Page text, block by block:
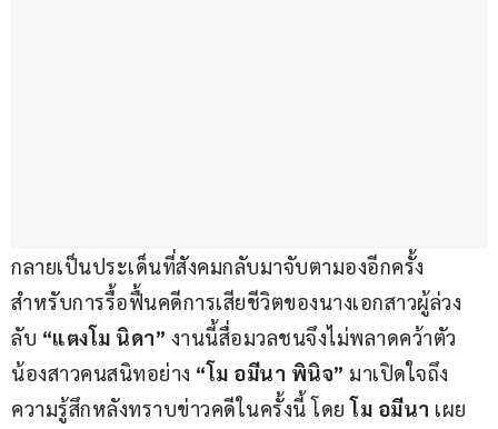
กลายเป็นประเด็นที่สังคมกลับมาจับตามองอีกครั้ง
สำหรับการรื้อฟื้นคดีการเสียชีวิตของนางเอกสาวผู้ล่วง
ลับ “แตงโม นิดา” งานนี้สื่อมวลชนจึงไม่พลาดคว้าตัว
น้องสาวคนสนิทอย่าง “โม อมีนา พินิจ” มาเปิดใจถึง
ความรู้สึกหลังทราบข่าวคดีในครั้งนี้ โดย โม อมีนา เผย